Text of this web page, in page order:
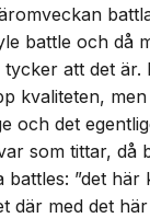
battle och då
tycker att det är.
kvaliteten,
och det
som tittar, då
battles: ”det
där med det